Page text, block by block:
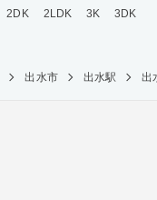
2DK 2LDK 3K
3DK
出水市 出水駅 出